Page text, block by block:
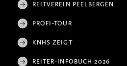
REITVEREIN PEELBERGEN
PROFI-TOUR
KNHS ZEIGT
REITER-INFOBUCH 2026